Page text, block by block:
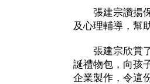
張建宗讚揚保
及心理輔導，幫
張建宗欣賞了
誕禮物包，向孩
企業製作，令這